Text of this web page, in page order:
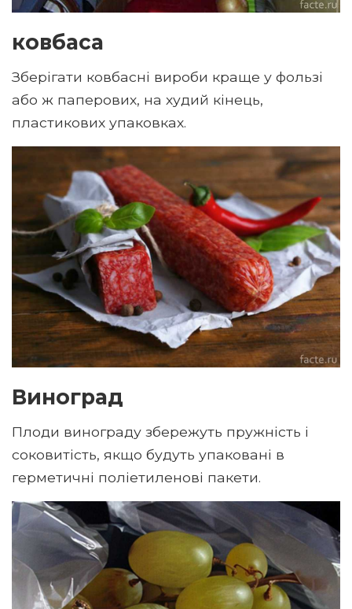
ковбаса
Зберігати ковбасні вироби краще у фользі
або ж паперових, на худий кінець,
пластикових упаковках.
Виноград
Плоди винограду збережуть пружність і
соковитість, якщо будуть упаковані в
герметичні поліетиленові пакети.